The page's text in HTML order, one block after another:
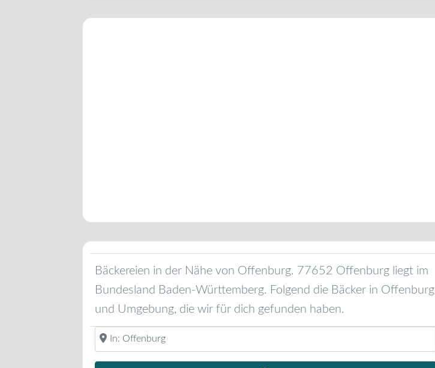
Bäckereien in der Nähe von Offenburg. 77652 Offenburg liegt im
Bundesland Baden-Württemberg. Folgend die Bäcker in Offenburg
und Umgebung, die wir für dich gefunden haben.
Standort oder Region eingeben ...